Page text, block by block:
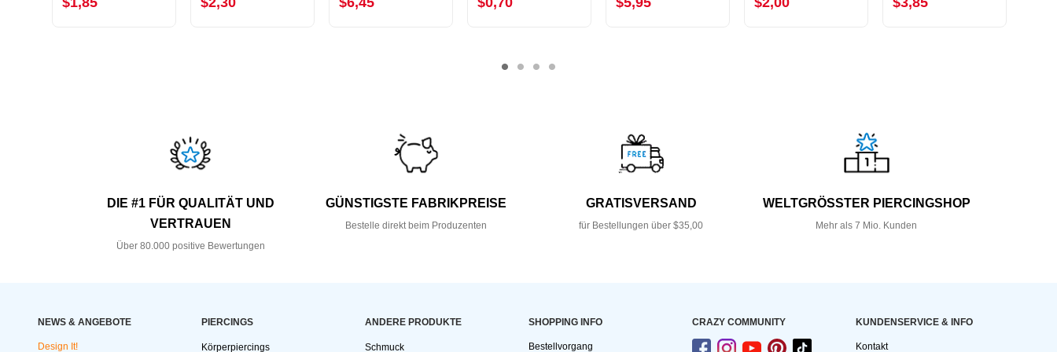
DIE #1 FÜR QUALITÄT UND
VERTRAUEN
Über 80.000 positive Bewertungen
GÜNSTIGSTE FABRIKPREISE
Bestelle direkt beim Produzenten
GRATISVERSAND
für Bestellungen über $35,00
WELTGRÖSSTER PIERCINGSHOP
Mehr als 7 Mio. Kunden
NEWS & ANGEBOTE
Design It!
PIERCINGS
Körperpiercings
ANDERE PRODUKTE
Schmuck
SHOPPING INFO
Bestellvorgang
CRAZY COMMUNITY KUNDEN­SERVICE & INFO
Kontakt